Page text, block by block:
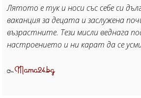
Лятото е тук и носи със себе си
ваканция за децата и заслужена
възрастните. Тези мисли веднага
настроението и ни карат да се
ОтMama24.bg